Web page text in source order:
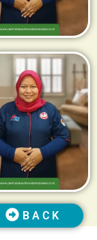
B A C K